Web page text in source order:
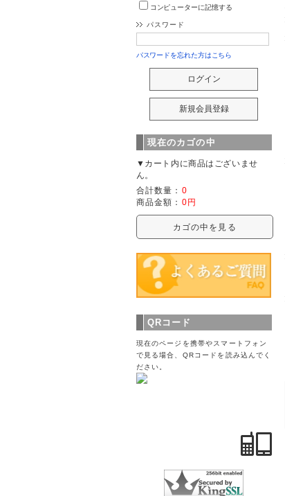
コンピューターに記憶する
パスワード
パスワードを忘れた方はこちら
現在のカゴの中
▼カート内に商品はございませ
ん。
合計数量： 0
商品金額： 0円
カゴの中を見る
QRコード
現在のページを携帯やスマートフォン
で見る場合、QRコードを読み込んでく
ださい。